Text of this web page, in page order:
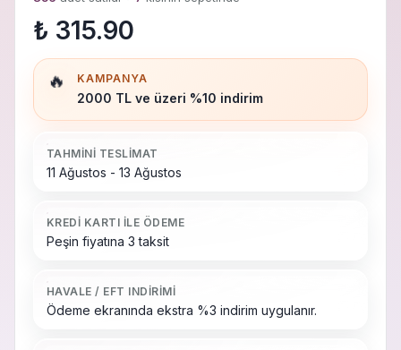
₺ 315.90
🔥 KAMPANYA
2000 TL ve üzeri %10 indirim
TAHMINI TESLIMAT
11 Ağustos - 13 Ağustos
KREDI KARTI ILE ÖDEME
Peşin fiyatına 3 taksit
HAVALE / EFT INDIRIMI
Ödeme ekranında ekstra %3 indirim uygulanır.